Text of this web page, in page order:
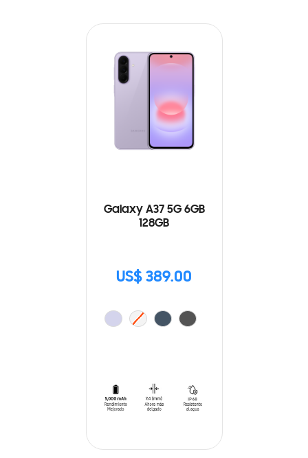
Galaxy A37 5G 6GB
128GB
US$ 389.00